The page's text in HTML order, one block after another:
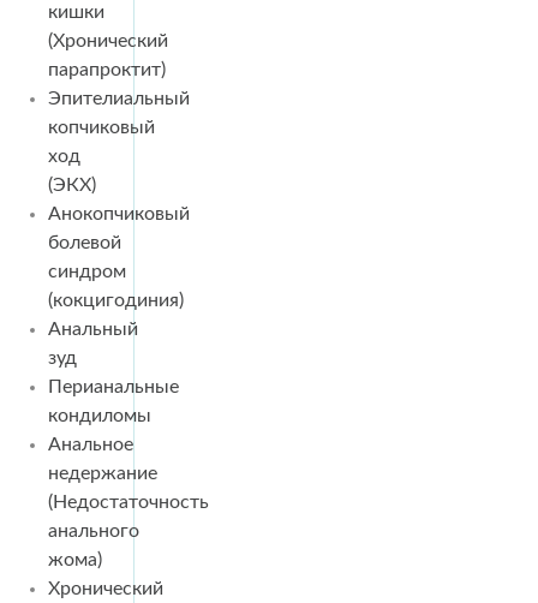
кишки
(Хронический
парапроктит)
Эпителиальный
копчиковый
ход
(ЭКХ)
Анокопчиковый
болевой
синдром
(кокцигодиния)
Анальный
зуд
Перианальные
кондиломы
Анальное
недержание
(Недостаточность
анального
жома)
Хронический